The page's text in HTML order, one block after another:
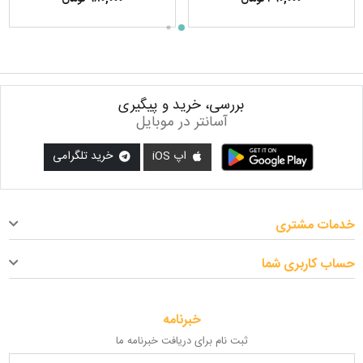
تاپ(*****جهت مشاهده سایر
سپس کیف های سمیناری
شوید***)
بررسی، خرید و پیگیری
آسانتر در موبایل
اپ iOS خرید تلگرامی
خبرنامه
ثبت نام برای دریافت خبرنامه ما
خدمات مشتری
حساب کاربری شما